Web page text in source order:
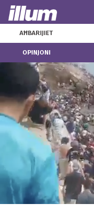
AĦBARIJIET
OPINJONI